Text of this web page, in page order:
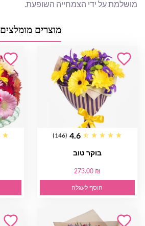
מושלמת על ידי הצמחייה השופעת.
מוצרים מומלצים
4.6
(146)
בוקר טוב
273.00 ₪
הוסף לעגלה